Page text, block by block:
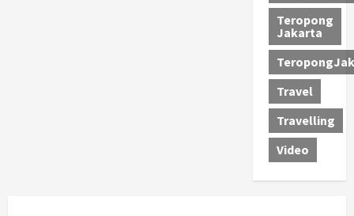
Teropong
Jakarta
Travel
Travelling
Video